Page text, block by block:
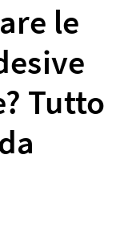
le
Tutto